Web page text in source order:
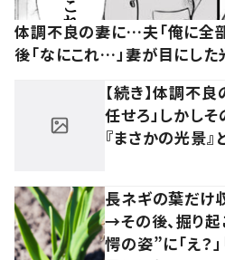
体調不良の妻に…夫「俺に全
後「なにこれ…」妻が目にした
【続き】体調不
任せろ」しかし
『まさかの光景』
長ネギの葉だけ
→その後、掘り
愕の姿”に「え？